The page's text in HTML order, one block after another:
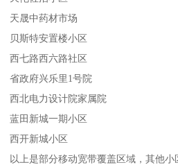
天晟中药材市场
贝斯特安置楼小区
西七路西六路社区
省政府兴乐里1号院
西北电力设计院家属院
蓝田新城一期小区
西开新城小区
以上是部分移动宽带覆盖区域，其他小